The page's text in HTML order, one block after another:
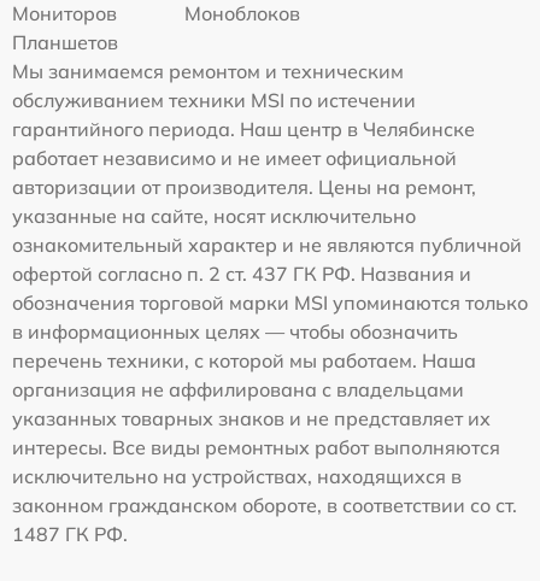
Мониторов
Моноблоков
Планшетов
Мы занимаемся ремонтом и техническим
обслуживанием техники MSI по истечении
гарантийного периода. Наш центр в Челябинске
работает независимо и не имеет официальной
авторизации от производителя. Цены на ремонт,
указанные на сайте, носят исключительно
ознакомительный характер и не являются публичной
офертой согласно п. 2 ст. 437 ГК РФ. Названия и
обозначения торговой марки MSI упоминаются только
в информационных целях — чтобы обозначить
перечень техники, с которой мы работаем. Наша
организация не аффилирована с владельцами
указанных товарных знаков и не представляет их
интересы. Все виды ремонтных работ выполняются
исключительно на устройствах, находящихся в
законном гражданском обороте, в соответствии со ст.
1487 ГК РФ.